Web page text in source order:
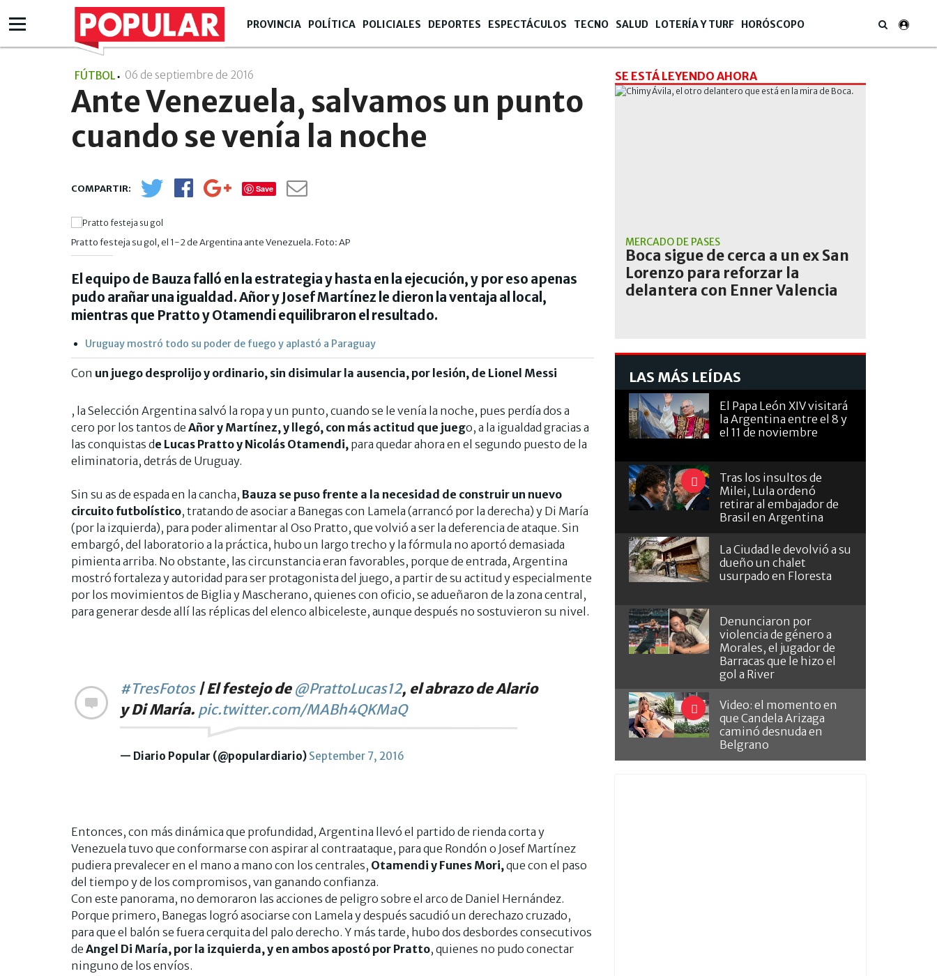
PROVINCIA POLÍTICA POLICIALES DEPORTES ESPECTÁCULOS TECNO SALUD LOTERÍA Y TURF HORÓSCOPO
FÚTBOL 06 de septiembre de 2016
Ante Venezuela, salvamos un punto
cuando se venía la noche
Save
Pratto festeja su gol, el 1-2 de Argentina ante Venezuela. Foto: AP
El equipo de Bauza falló en la estrategia y hasta en la ejecución, y por eso apenas
pudo arañar una igualdad. Añor y Josef Martínez le dieron la ventaja al local,
mientras que Pratto y Otamendi equilibraron el resultado.
Uruguay mostró todo su poder de fuego y aplastó a Paraguay
Con un juego desprolijo y ordinario, sin disimular la ausencia, por lesión, de Lionel Messi
, la Selección Argentina salvó la ropa y un punto, cuando se le venía la noche, pues perdía dos a
cero por los tantos de Añor y Martínez, y llegó, con más actitud que juego, a la igualdad gracias a
las conquistas de Lucas Pratto y Nicolás Otamendi, para quedar ahora en el segundo puesto de la
eliminatoria, detrás de Uruguay.
Sin su as de espada en la cancha, Bauza se puso frente a la necesidad de construir un nuevo
circuito futbolístico, tratando de asociar a Banegas con Lamela (arrancó por la derecha) y Di María
(por la izquierda), para poder alimentar al Oso Pratto, que volvió a ser la deferencia de ataque. Sin
embargó, del laboratorio a la práctica, hubo un largo trecho y la fórmula no aportó demasiada
pimienta arriba. No obstante, las circunstancia eran favorables, porque de entrada, Argentina
mostró fortaleza y autoridad para ser protagonista del juego, a partir de su actitud y especialmente
por los movimientos de Biglia y Mascherano, quienes con oficio, se adueñaron de la zona central,
para generar desde allí las réplicas del elenco albiceleste, aunque después no sostuvieron su nivel.
#TresFotos| El festejo de @PrattoLucas12, el abrazo de Alario
y Di María. pic.twitter.com/MABh4QKMaQ
— Diario Popular (@populardiario) September 7, 2016
Entonces, con más dinámica que profundidad, Argentina llevó el partido de rienda corta y
Venezuela tuvo que conformarse con aspirar al contraataque, para que Rondón o Josef Martínez
pudiera prevalecer en el mano a mano con los centrales, Otamendi y Funes Mori, que con el paso
del tiempo y de los compromisos, van ganando confianza.
Con este panorama, no demoraron las acciones de peligro sobre el arco de Daniel Hernández.
Porque primero, Banegas logró asociarse con Lamela y después sacudió un derechazo cruzado,
para que el balón se fuera cerquita del palo derecho. Y más tarde, hubo dos desbordes consecutivos
de Angel Di María, por la izquierda, y en ambos apostó por Pratto, quienes no pudo conectar
ninguno de los envíos.
SE ESTÁ LEYENDO AHORA
MERCADO DE PASES
Boca sigue de cerca a un ex San
Lorenzo para reforzar la
delantera con Enner Valencia
LAS MÁS LEÍDAS
El Papa León XIV visitará
la Argentina entre el 8 y
el 11 de noviembre
Tras los insultos de
Milei, Lula ordenó
retirar al embajador de
Brasil en Argentina
La Ciudad le devolvió a su
dueño un chalet
usurpado en Floresta
Denunciaron por
violencia de género a
Morales, el jugador de
Barracas que le hizo el
gol a River
Video: el momento en
que Candela Arizaga
caminó desnuda en
Belgrano